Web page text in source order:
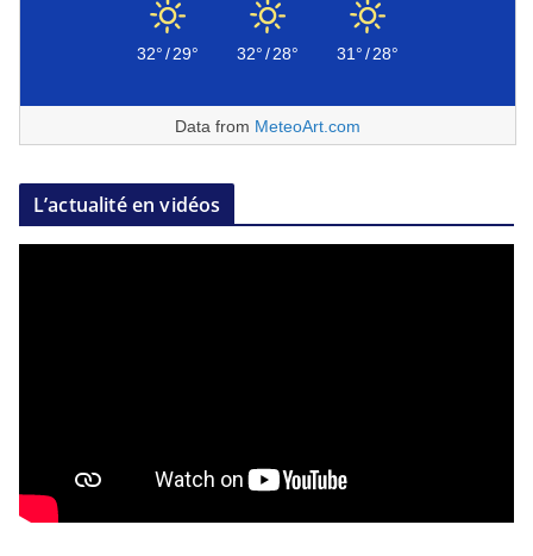
32°/29° 32°/28° 31°/28°
Data from MeteoArt.com
L’actualité en vidéos